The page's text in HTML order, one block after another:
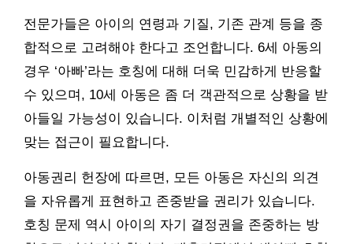
전문가들은 아이의 연령과 기질, 기존 관계 등을 종
합적으로 고려해야 한다고 조언합니다. 6세 아동의
경우 ‘아빠’라는 호칭에 대해 더욱 민감하게 반응할
수 있으며, 10세 아동은 좀 더 객관적으로 상황을 받
아들일 가능성이 있습니다. 이처럼 개별적인 상황에
맞는 접근이 필요합니다.
아동권리 헌장에 따르면, 모든 아동은 자신의 의견
을 자유롭게 표현하고 존중받을 권리가 있습니다.
호칭 문제 역시 아이의 자기 결정권을 존중하는 방